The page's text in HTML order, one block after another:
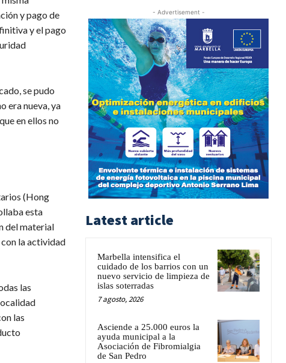
y pago de
y el pago
se pudo
era nueva, ya
en ellos no
(Hong
esta
del material
la actividad
las
las
- Advertisement -
Latest article
Marbella intensifica el
cuidado de los barrios con un
nuevo servicio de limpieza de
islas soterradas
7 agosto, 2026
Asciende a 25.000 euros la
ayuda municipal a la
Asociación de Fibromialgia
de San Pedro